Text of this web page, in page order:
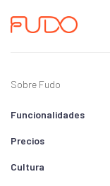
Sobre Fudo
Funcionalidades
Precios
Cultura